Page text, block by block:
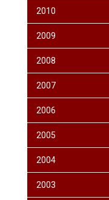
2010
2009
2008
2007
2006
2005
2004
2003